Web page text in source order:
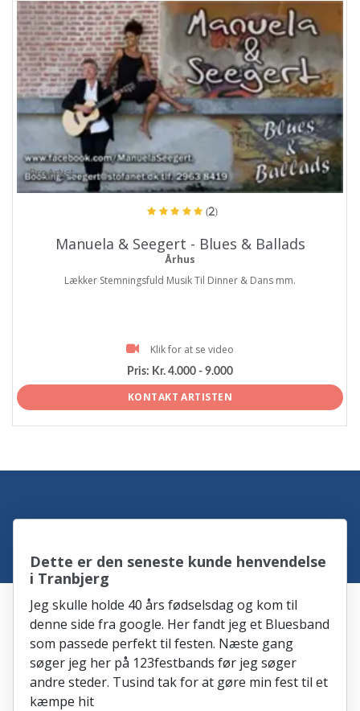
ProArtist
(2)
Manuela & Seegert - Blues & Ballads
Århus
Lækker Stemningsfuld Musik Til Dinner & Dans mm.
Klik for at se video
Pris: Kr. 4.000 - 9.000
KONTAKT ARTISTEN
Dette er den seneste kunde henvendelse
i Tranbjerg
Jeg skulle holde 40 års fødselsdag og kom til
denne side fra google. Her fandt jeg et Bluesband
som passede perfekt til festen. Næste gang
søger jeg her på 123festbands før jeg søger
andre steder. Tusind tak for at gøre min fest til et
kæmpe hit